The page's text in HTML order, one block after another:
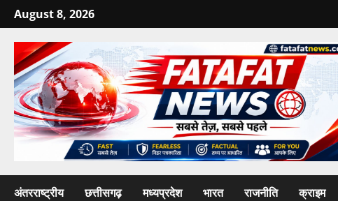
Skip
to
content
August 8, 2026
अंतरराष्ट्रीय छत्तीसगढ़ मध्यप्रदेश भारत राजनीति क्राइम